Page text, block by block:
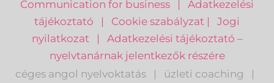
Communication for business | Adatkezelési
tájékoztató | Cookie szabályzat | Jogi
nyilatkozat | Adatkezelési tájékoztató –
nyelvtanárnak jelentkezők részére
céges angol nyelvoktatás
| üzleti coaching
|